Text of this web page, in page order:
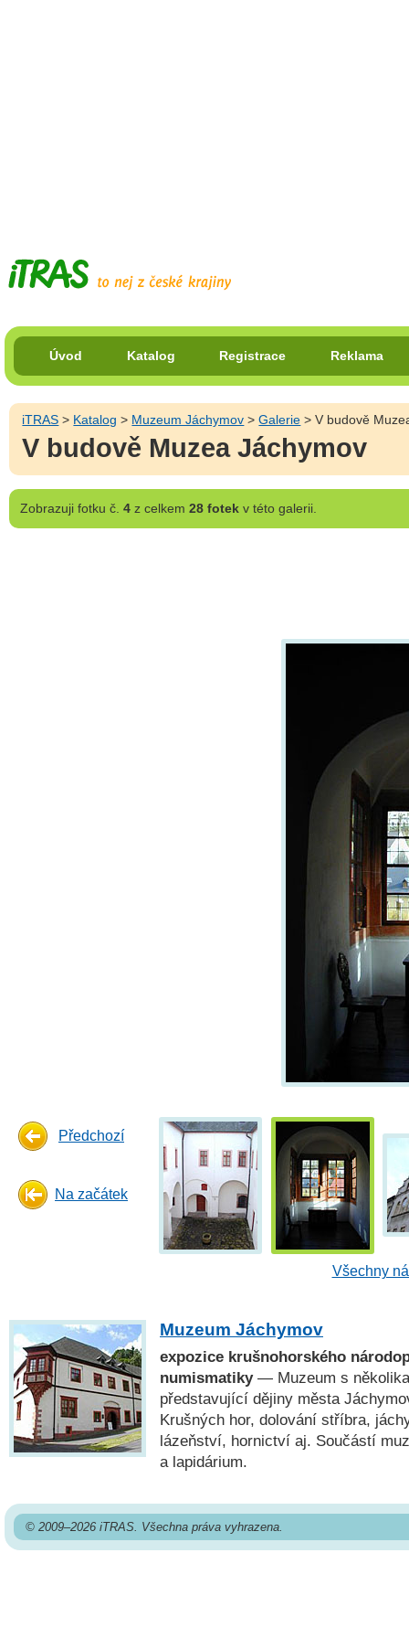
Úvod Katalog Registrace Reklama
iTRAS > Katalog > Muzeum Jáchymov >Galerie > V budově
V budově Muzea Jáchymov
Zobrazujifotku č. 4z celkem 28 fotekv této galerii.
Předchozí
Na začátek
Všechny
Muzeum Jáchymov
expozice krušnohorského
numismatiky— Muzeum s
představující dějiny města
Krušných hor, dolování stříbra,
lázeňství, hornictví aj. Součástí
a lapidárium.
© 2009–2026 iTRAS. Všechna práva vyhrazena.